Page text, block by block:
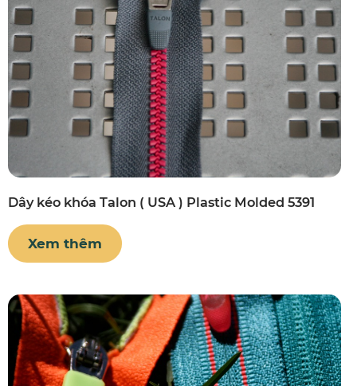
Dây kéo khóa Talon ( USA ) Plastic Molded 5391
Xem thêm